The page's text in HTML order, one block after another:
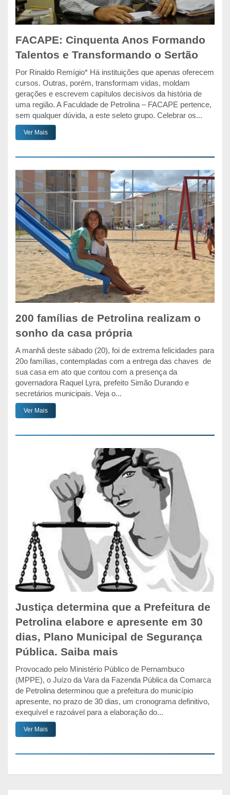
FACAPE: Cinquenta Anos Formando
Talentos e Transformando o Sertão
Por Rinaldo Remígio* Há instituições que apenas oferecem
cursos. Outras, porém, transformam vidas, moldam
gerações e escrevem capítulos decisivos da história de
uma região. A Faculdade de Petrolina – FACAPE pertence,
sem qualquer dúvida, a este seleto grupo. Celebrar os...
Ver Mais
200 famílias de Petrolina realizam o
sonho da casa própria
A manhã deste sábado (20), foi de extrema felicidades para
20o famílias, contempladas com a entrega das chaves de
sua casa em ato que contou com a presença da
governadora Raquel Lyra, prefeito Simão Durando e
secretários municipais. Veja o...
Ver Mais
Justiça determina que a Prefeitura de
Petrolina elabore e apresente em 30
dias, Plano Municipal de Segurança
Pública. Saiba mais
Provocado pelo Ministério Público de Pernambuco
(MPPE), o Juízo da Vara da Fazenda Pública da Comarca
de Petrolina determinou que a prefeitura do município
apresente, no prazo de 30 dias, um cronograma definitivo,
exequível e razoável para a elaboração do...
Ver Mais